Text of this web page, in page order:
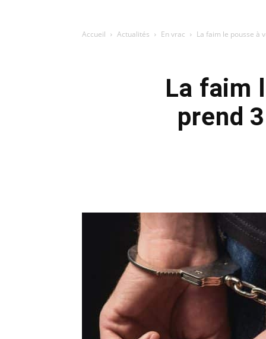
Accueil Actualités En vrac La faim le pousse à
La faim
prend